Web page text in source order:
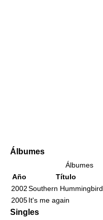
Álbumes
Álbumes
Año
Título
2002Southern Hummingbird
2005It's me again
Singles